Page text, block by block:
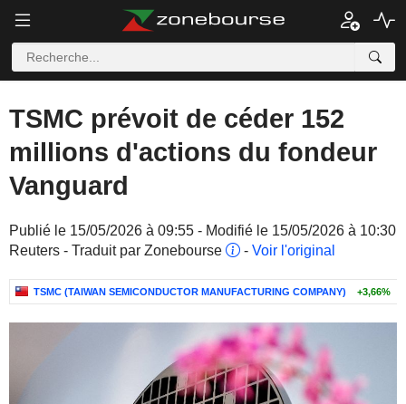
TSMC prévoit de céder 152
millions d'actions du fondeur
Vanguard
Publié le 15/05/2026 à 09:55 - Modifié le 15/05/2026 à 10:30
Reuters - Traduit par Zonebourse
- Voir l'original
TSMC (TAIWAN SEMICONDUCTOR MANUFACTURING COMPANY) +3,66%